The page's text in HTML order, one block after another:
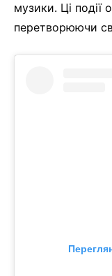
музики. Ці події
перетворюючи